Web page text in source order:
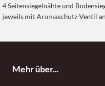
4 Seitensiegelnähte und
jeweils mit Aromaschutz-Ventil
Mehr über...